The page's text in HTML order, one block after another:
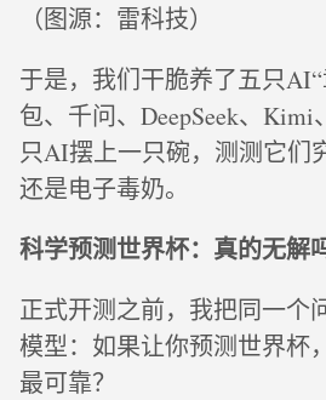
（图源：雷科技）
于是，我们干脆养了五只
包、千问、DeepSeek、
只AI摆上一只碗，测测它们
还是电子毒奶。
科学预测世界杯：真的无解
正式开测之前，我把同一个
模型：如果让你预测世界杯
最可靠？